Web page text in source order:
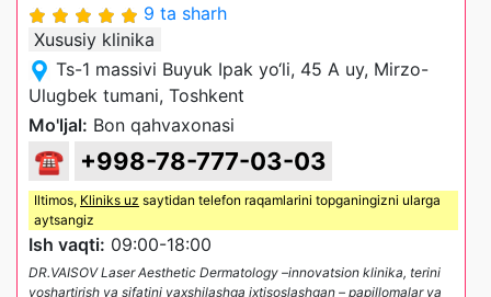
9 ta sharh
Xususiy klinika
Ts-1 massivi Buyuk Ipak yo‘li, 45 A uy, Mirzo-
Ulugbek tumani, Toshkent
Mo'ljal: Bon qahvaxonasi
☎ +998-78-777-03-03
Iltimos, Kliniks uz saytidan telefon raqamlarini topganingizni ularga
aytsangiz
Ish vaqti: 09:00-18:00
DR.VAISOV Laser Aesthetic Dermatology –innovatsion klinika, terini
yoshartirish va sifatini yaxshilashga ixtisoslashgan – papillomalar va